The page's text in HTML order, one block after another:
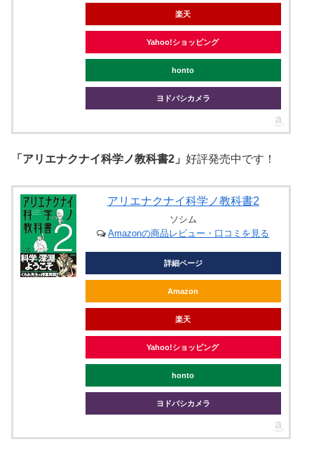
楽天
Yahoo!ショッピング
honto
ヨドバシカメラ
「アリエナクナイ科学ノ教科書2」 好評発売中です！
アリエナクナイ科学ノ教科書2
ソシム
Amazonの商品レビュー・口コミを見る
詳細ページ
Amazon
楽天
Yahoo!ショッピング
honto
ヨドバシカメラ